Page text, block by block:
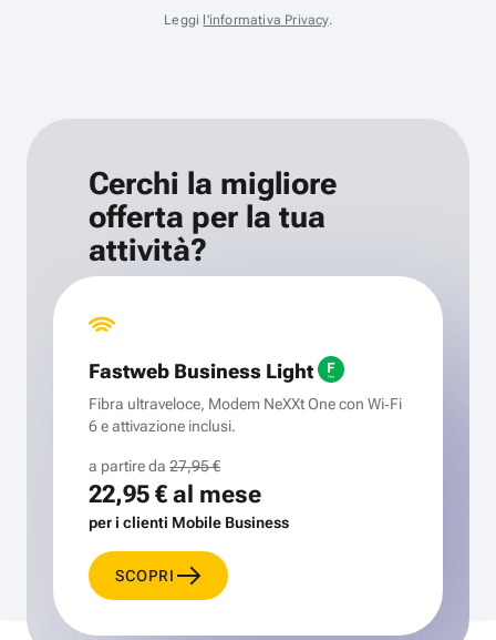
Leggi l'informativa Privacy.
Cerchi la migliore
offerta per la tua
attività?
Fastweb Business Light
Fibra ultraveloce, Modem NeXXt One con Wi‑Fi
6 e attivazione inclusi.
a partire da 27,95 €
22,95 €al mese
per i clienti Mobile Business
SCOPRI